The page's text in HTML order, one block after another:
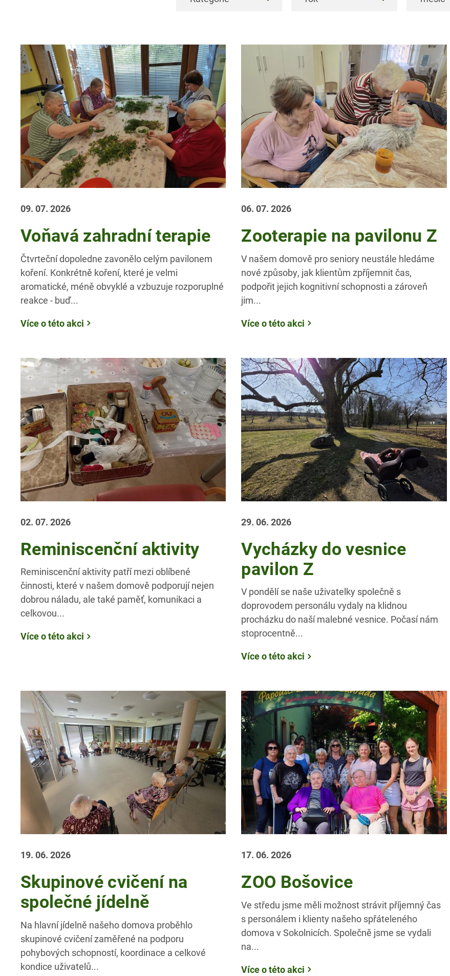
09. 07. 2026
Voňavá zahradní terapie
Čtvrteční dopoledne zavonělo celým pavilonem
koření. Konkrétně koření, které je velmi
aromatické, méně obvyklé a vzbuzuje rozporuplné
reakce - buď...
Více o této akci
06. 07. 2026
Zooterapie na pavilonu Z
V našem domově pro seniory neustále hledáme
nové způsoby, jak klientům zpříjemnit čas,
podpořit jejich kognitivní schopnosti a zároveň
jim...
Více o této akci
02. 07. 2026
Reminiscenční aktivity
Reminiscenční aktivity patří mezi oblíbené
činnosti, které v našem domově podporují nejen
dobrou náladu, ale také paměť, komunikaci a
celkovou...
Více o této akci
29. 06. 2026
Vycházky do vesnice
pavilon Z
V pondělí se naše uživatelky společně s
doprovodem personálu vydaly na klidnou
procházku do naší malebné vesnice. Počasí nám
stoprocentně...
Více o této akci
19. 06. 2026
Skupinové cvičení na
společné jídelně
Na hlavní jídelně našeho domova proběhlo
skupinové cvičení zaměřené na podporu
pohybových schopností, koordinace a celkové
kondice uživatelů...
17. 06. 2026
ZOO Bošovice
Ve středu jsme měli možnost strávit příjemný čas
s personálem i klienty našeho spřáteleného
domova v Sokolnicích. Společně jsme se vydali
na...
Více o této akci